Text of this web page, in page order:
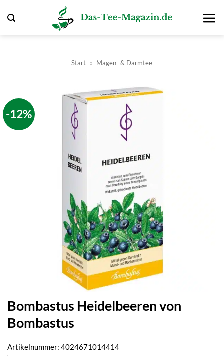
Inhalt
Start » Magen- & Darmtee
-12%
Bombastus Heidelbeeren von
Bombastus
Artikelnummer: 4024671014414